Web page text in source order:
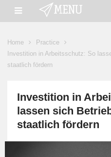
Home
Practice
Investition in Arbeitsschutz: So
staatlich fördern
Investition in
lassen sich
staatlich fördern